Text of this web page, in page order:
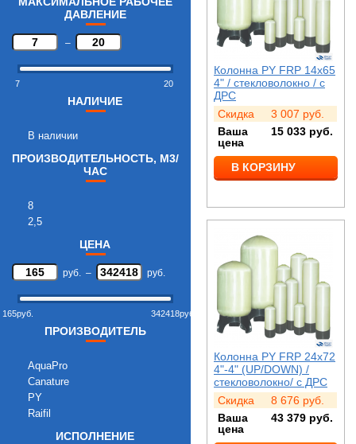
ДАВЛЕНИЕ
–
7 20
НАЛИЧИЕ
В наличии
ПРОИЗВОДИТЕЛЬНОСТЬ, М3/
ЧАС
8
2,5
ЦЕНА
руб. – руб.
165руб. 342418руб.
ПРОИЗВОДИТЕЛЬ
AquaPro
Canature
PY
Raifil
ИСПОЛНЕНИЕ
Колонна PY FRP 14x65
4" / стекловолокно / с
ДРС
Скидка
3 007 руб.
Ваша
цена
15 033 руб.
В КОРЗИНУ
Колонна PY FRP 24x72
4"-4" (UP/DOWN) /
стекловолокно/ с ДРС
Скидка
8 676 руб.
Ваша
цена
43 379 руб.